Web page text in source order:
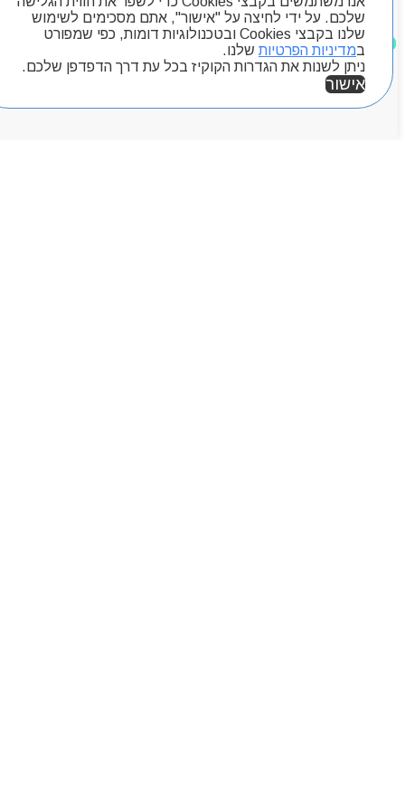
שלכם. על ידי לחיצה על "אישור", אתם מסכימים לשימוש
שלנו בקבצי Cookies ובטכנולוגיות דומות, כפי שמפורט
במדיניות הפרטיות שלנו.
ניתן לשנות את הגדרות הקוקיז בכל עת דרך הדפדפן שלכם.
אישור
מוצרים שאהבתי